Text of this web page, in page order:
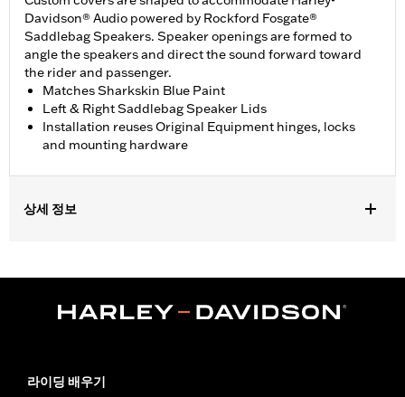
Davidson® Audio powered by Rockford Fosgate®
Saddlebag Speakers. Speaker openings are formed to
angle the speakers and direct the sound forward toward
the rider and passenger.
Matches Sharkskin Blue Paint
Left & Right Saddlebag Speaker Lids
Installation reuses Original Equipment hinges, locks
and mounting hardware
상세 정보
Audio powered by Rockford Fosgate Saddlebag Speaker Kit P/N
76001291, 76001292, or 76001299.
In the Box:Left & Right Saddlebag Speaker Lids only
라이딩 배우기